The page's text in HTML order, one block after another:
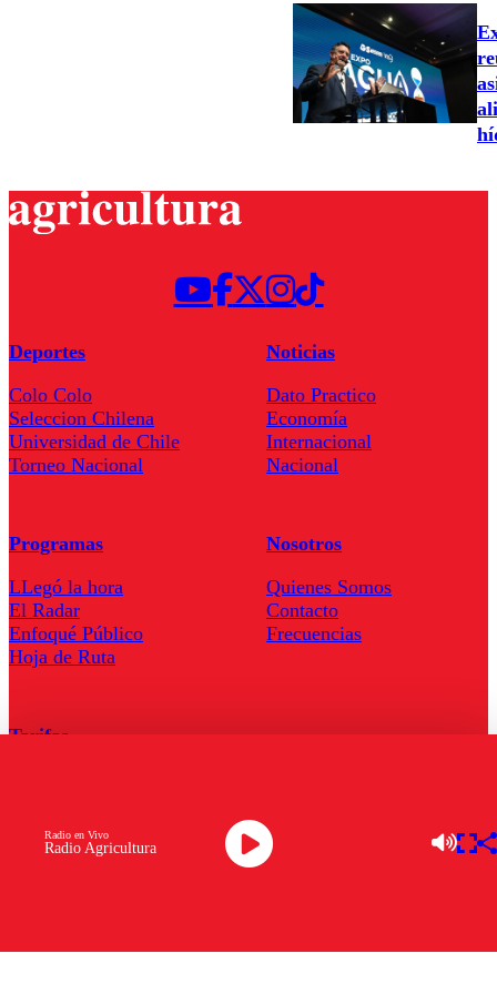
Radio Agricultura
Radio en Vivo
Deportes
Colo Colo
Seleccion Chilena
Universidad de Chile
Torneo Nacional
Noticias
Dato Practico
Economía
Internacional
Nacional
Programas
LLegó la hora
El Radar
Enfoqué Público
Hoja de Ruta
Nosotros
Quienes Somos
Contacto
Frecuencias
Tarifas
Descarga la APP